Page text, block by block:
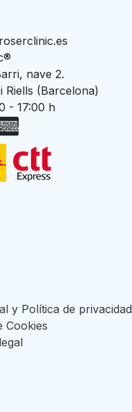
nave 2.
Riells (Barcelona)
- 17:00 h
y Política de privacidad
Cookies